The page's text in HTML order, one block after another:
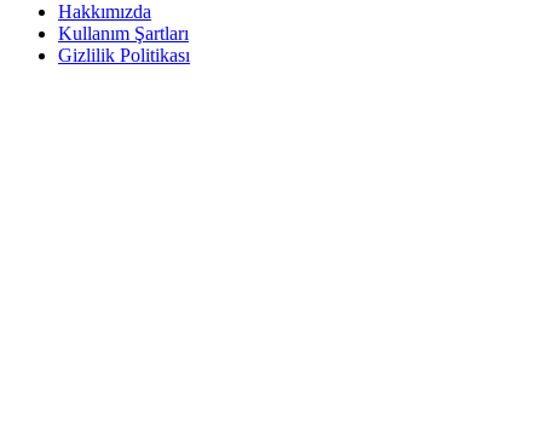
Hakkımızda
Kullanım Şartları
Gizlilik Politikası